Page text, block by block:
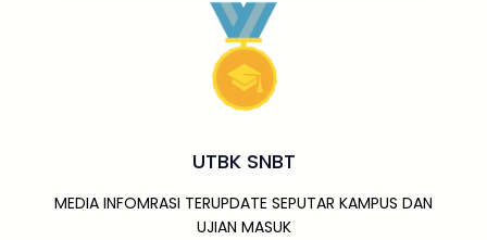
UTBK SNBT
MEDIA INFOMRASI TERUPDATE SEPUTAR KAMPUS DAN
UJIAN MASUK